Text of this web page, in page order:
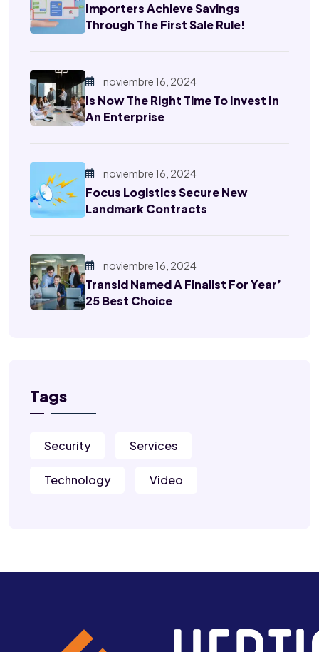
Importers Achieve Savings
Through The First Sale Rule!
noviembre 16, 2024
Is Now The Right Time To Invest In
An Enterprise
noviembre 16, 2024
Focus Logistics Secure New
Landmark Contracts
noviembre 16, 2024
Transid Named A Finalist For Year’
25 Best Choice
Tags
Security Services
Technology Video